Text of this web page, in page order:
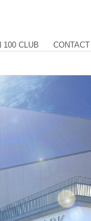
100 CLUB CONTACT